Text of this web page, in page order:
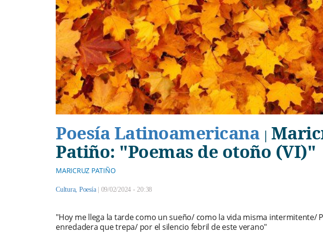
Poesía Latinoamericana |
Patiño: "Poemas de otoño (VI)"
MARICRUZ PATIÑO
Cultura, Poesía 09/02/2024 - 20:38
"Hoy me llega la tarde como un sueño/ como la vida misma intermitente/
enredadera que trepa/ por el silencio febril de este verano"